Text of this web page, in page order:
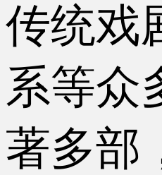
传统戏
系等众
著多部